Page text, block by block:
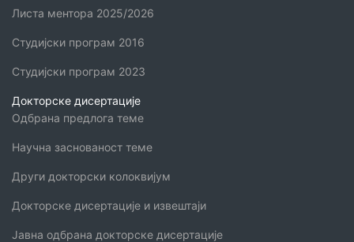
Листа ментора 2025/2026
Студијски програм 2016
Студијски програм 2023
Докторске дисертације
Одбрана предлога теме
Научна заснованост теме
Други докторски колоквијум
Докторске дисертације и извештаји
Јавна одбрана докторске дисертације